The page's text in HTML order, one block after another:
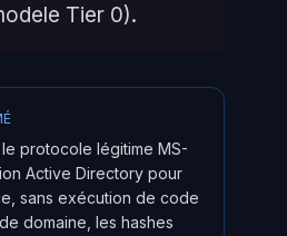
Tier 0).
protocole légitime MS-
Active Directory pour
sans exécution de code
domaine, les hashes